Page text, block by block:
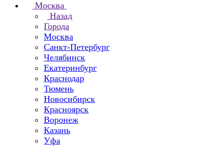
Москва
Назад
Города
Москва
Санкт-Петербург
Челябинск
Екатеринбург
Краснодар
Тюмень
Новосибирск
Красноярск
Воронеж
Казань
Уфа